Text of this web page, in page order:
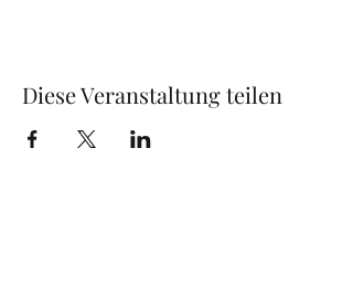
Diese Veranstaltung teilen